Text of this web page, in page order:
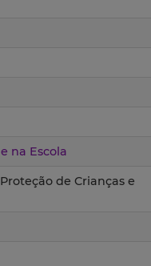
na Escola
de Crianças e